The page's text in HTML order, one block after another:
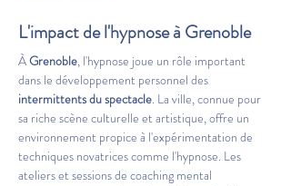
L'impact de l'hypnose à Grenoble
À Grenoble, l'hypnose joue un rôle important
dans le développement personnel des
intermittents du spectacle. La ville, connue pour
sa riche scène culturelle et artistique, offre un
environnement propice à l'expérimentation de
techniques novatrices comme l'hypnose. Les
ateliers et sessions de coaching mental